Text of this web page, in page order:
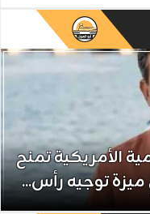
الأمريكية تمنح
توجيه رأس...